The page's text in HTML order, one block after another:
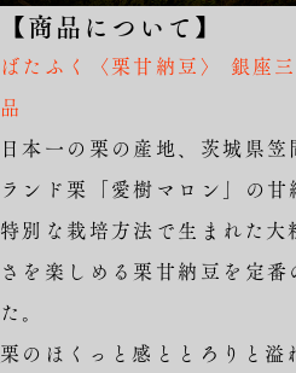
【商品について】
ばたふく〈栗甘納豆〉 銀座
品
日本一の栗の産地、茨城県
ランド栗「愛樹マロン」の甘
特別な栽培方法で生まれた
さを楽しめる栗甘納豆を定
た。
栗のほくっと感ととろりと溢